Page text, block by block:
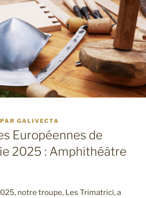
PAR GALIVECTA
Européennes de
2025 : Amphithéâtre
notre troupe, Les Trimatrici, a